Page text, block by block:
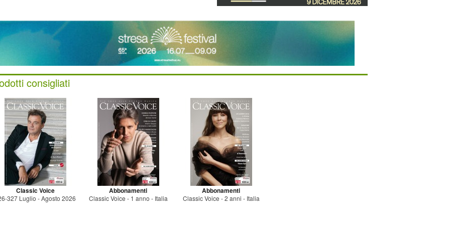
consigliati
Classic Voice
327 Luglio - Agosto 2026
Abbonamenti
Classic Voice - 1 anno - Italia
Abbonamenti
Classic Voice - 2 anni - Italia